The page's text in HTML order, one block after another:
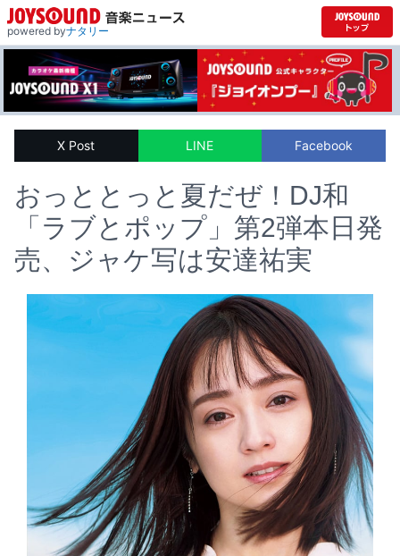
powered byナタリー
X Post LINE Facebook
おっととっと夏だぜ！DJ和
「ラブとポップ」第2弾本日発
売、ジャケ写は安達祐実